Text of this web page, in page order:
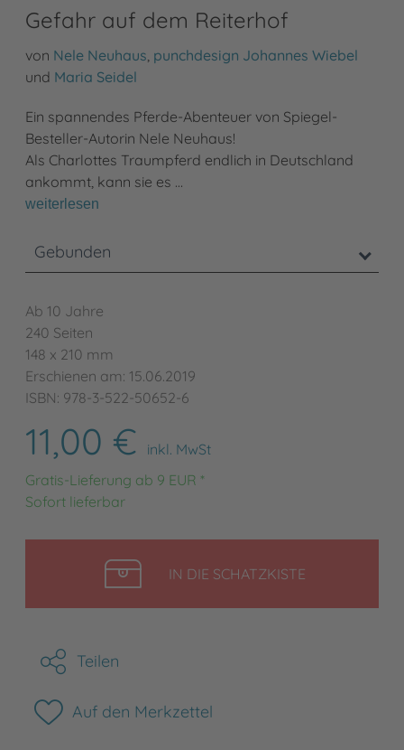
Gefahr auf dem Reiterhof
von Nele Neuhaus punchdesign Johannes Wiebel
und Maria Seidel
Ein spannendes Pferde-Abenteuer von Spiegel-
Besteller-Autorin Nele Neuhaus!
Als Charlottes Traumpferd endlich in Deutschland
ankommt, kann sie es …
weiterlesen
Gebunden
Ab 10 Jahre
240 Seiten
148 x 210 mm
Erschienen am: 15.06.2019
ISBN: 978-3-522-50652-6
11,00 €
inkl. MwSt
Gratis-Lieferung ab 9 EUR *
Sofort lieferbar
IN DIE SCHATZKISTELEGEN
Teilen
Auf den Merkzettel